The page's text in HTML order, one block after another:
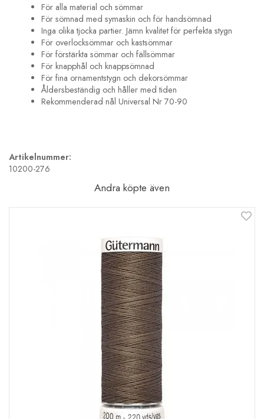
För alla material och sömmar
För sömnad med symaskin och för handsömnad
Inga olika tjocka partier. Jämn kvalitet för perfekta stygn
För overlocksömmar och kastsömmar
För förstärkta sömmar och fällsömmar
För knapphål och knappsömnad
För fina ornamentstygn och dekorsömmar
Åldersbeständig och håller med tiden
Rekommenderad nål Universal Nr 70-90
Artikelnummer:
10200-276
Andra köpte även